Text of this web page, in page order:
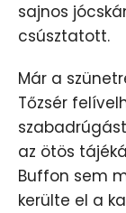
sajnos
csúsztatott.
Már a
Tőzsér
az ötös
Buffon sem
kerülte el a